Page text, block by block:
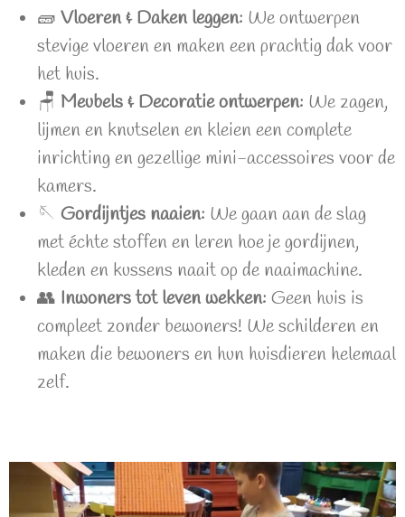
🧱 Vloeren & Daken leggen: We ontwerpen
stevige vloeren en maken een prachtig dak voor
het huis.
🪑 Meubels & Decoratie ontwerpen: We zagen,
lijmen en knutselen en kleien een complete
inrichting en gezellige mini-accessoires voor de
kamers.
🪡 Gordijntjes naaien: We gaan aan de slag
met échte stoffen en leren hoe je gordijnen,
kleden en kussens naait op de naaimachine.
👥 Inwoners tot leven wekken: Geen huis is
compleet zonder bewoners! We schilderen en
maken die bewoners en hun huisdieren helemaal
zelf.